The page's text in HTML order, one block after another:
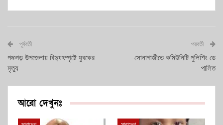
পূর্ববর্তী
পঞ্চগড় উপজেলায় বিদ্যুৎস্পৃষ্টে যুবকের
মৃত্যু
পরবর্তী
সোনাগাজীতে কমিউনিটি পুলিশিং ডে
পালিত
আরো দেখুনঃ